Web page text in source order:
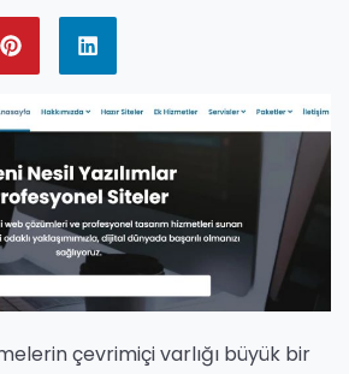
çevrimiçi varlığı büyük bir